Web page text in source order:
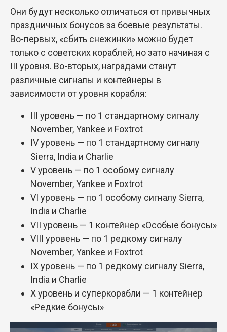
Они будут несколько отличаться от привычных
праздничных бонусов за боевые результаты.
Во-первых, «сбить снежинки» можно будет
только с советских кораблей, но зато начиная с
III уровня. Во-вторых, наградами станут
различные сигналы и контейнеры в
зависимости от уровня корабля:
III уровень — по 1 стандартному сигналу
November, Yankee и Foxtrot
IV уровень — по 1 стандартному сигналу
Sierra, India и Charlie
V уровень — по 1 особому сигналу
November, Yankee и Foxtrot
VI уровень — по 1 особому сигналу Sierra,
India и Charlie
VII уровень — 1 контейнер «Особые бонусы»
VIII уровень — по 1 редкому сигналу
November, Yankee и Foxtrot
IX уровень — по 1 редкому сигналу Sierra,
India и Charlie
X уровень и суперкорабли — 1 контейнер
«Редкие бонусы»